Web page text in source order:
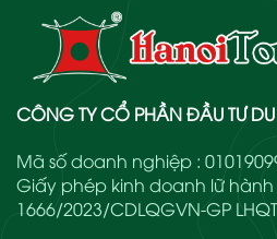
CÔNG TY CỔ PHẦN ĐẦU TƯ
Mã số doanh nghiệp :
Giấy phép kinh doanh lữ hành
1666/2023/CDLQGVN-GP LHQT